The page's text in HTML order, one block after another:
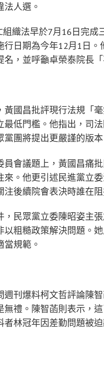
人選。
組織法早於7月16日完
行日期為今年12月1日
名，並呼籲卓榮泰院長
黃國昌批評現行法規「
最低門檻。他指出，司
黨團將提出更嚴謹的版本
員會議題上，黃國昌痛
來。他更引述民進黨立
注後續院會表決時誰在
，民眾黨立委陳昭姿主
以粗糙政策解決問題。
規範。
週刊爆料柯文哲評論陳
無禮。陳智菡則表示，
者林冠年因差勤問題被迫